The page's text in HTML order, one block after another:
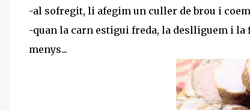
-al sofregit, li afegim un culler de brou i
-quan la carn estigui freda, la deslliguem i
menys...